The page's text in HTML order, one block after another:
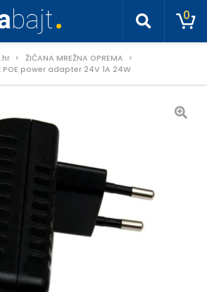
0
ŽIČANA MREŽNA OPREMA
POE power adapter 24V 1A 24W